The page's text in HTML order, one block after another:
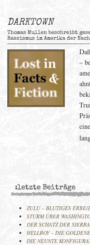
DARKTOWN
Thomas Mullen beschreibt
Rassismus im Amerika der
–
:letzte Beiträge
ZULU – BLUTIGES ERBE/
STURM ÜBER
DER SCHATZ DER
HELLBOY – DIE
DIE NEUNTE